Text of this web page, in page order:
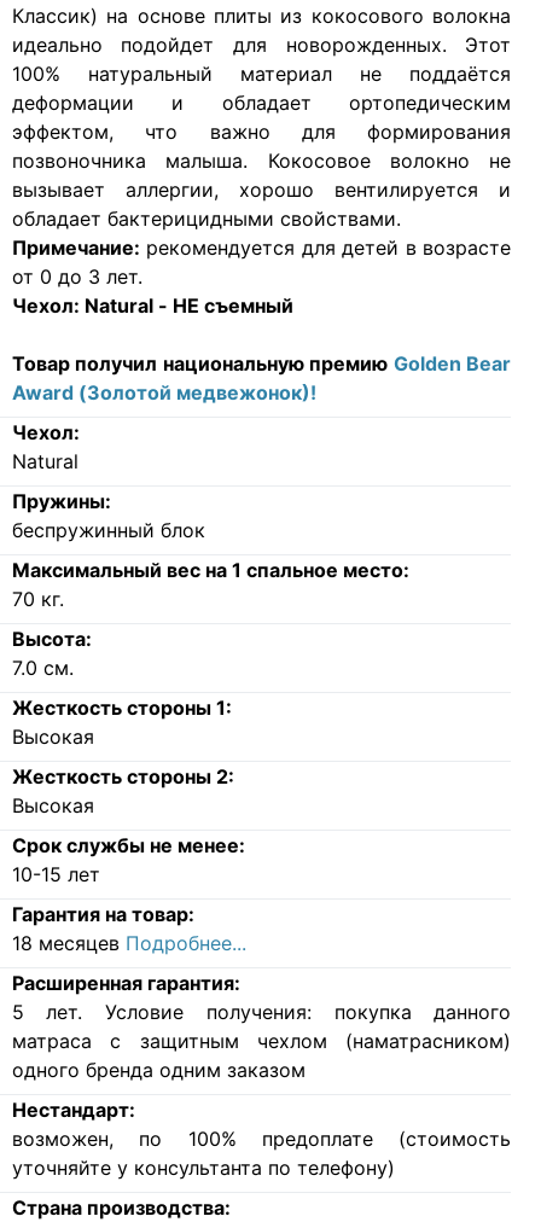
Классик) на основе плиты из кокосового волокна
идеально подойдет для новорожденных. Этот
100% натуральный материал не поддаётся
деформации и обладает ортопедическим
эффектом, что важно для формирования
позвоночника малыша. Кокосовое волокно не
вызывает аллергии, хорошо вентилируется и
обладает бактерицидными свойствами.
Примечание: рекомендуется для детей в возрасте
от 0 до 3 лет.
Чехол: Natural - НЕ съемный
Товар получил национальную премию Golden Bear
Award (Золотой медвежонок)!
Чехол:
Natural
Пружины:
беспружинный блок
Максимальный вес на 1 спальное место:
70 кг.
Высота:
7.0 см.
Жесткость стороны 1:
Высокая
Жесткость стороны 2:
Высокая
Срок службы не менее:
10-15 лет
Гарантия на товар:
18 месяцев Подробнее...
Расширенная гарантия:
5 лет. Условие получения: покупка данного
матраса с защитным чехлом (наматрасником)
одного бренда одним заказом
Нестандарт:
возможен, по 100% предоплате (стоимость
уточняйте у консультанта по телефону)
Страна производства: